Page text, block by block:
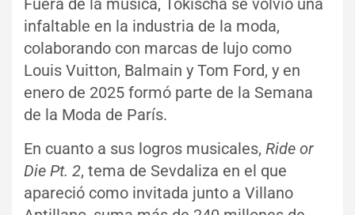
infaltable en la industria de la moda,
colaborando con marcas de lujo como
Louis Vuitton, Balmain y Tom Ford, y en
enero de 2025 formó parte de la Semana
de la Moda de París.
En cuanto a sus logros musicales, Ride or
Die Pt. 2, tema de Sevdaliza en el que
apareció como invitada junto a Villano